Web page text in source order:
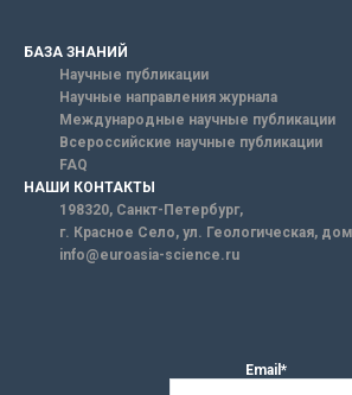
БАЗА ЗНАНИЙ
Научные публикации
Научные направления журнала
Международные научные публикации
Всероссийские научные публикации
FAQ
НАШИ КОНТАКТЫ
198320, Санкт-Петербург,
г. Красное Село, ул. Геологическая,
info@euroasia-science.ru
Email*